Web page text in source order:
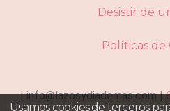
Desistir de
Políticas de
| info@lazosydiademas.com |
Usamos cookies de terceros